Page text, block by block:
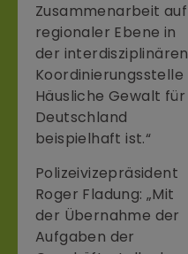
Zusammenarbeit auf
regionaler Ebene in
der interdisziplinären
Koordinierungsstelle
Häusliche Gewalt für
Deutschland
beispielhaft ist.“
Polizeivizepräsident
Roger Fladung: „Mit
der Übernahme der
Aufgaben der